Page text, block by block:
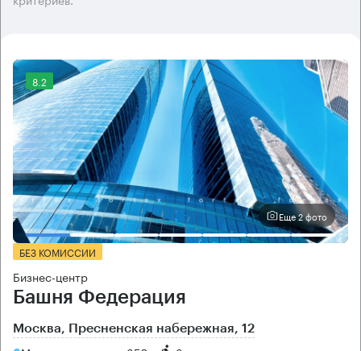
8.2
Еще 2 фото
БЕЗ КОМИССИИ
Бизнес-центр
Башня Федерация
Москва, Пресненская набережная, 12